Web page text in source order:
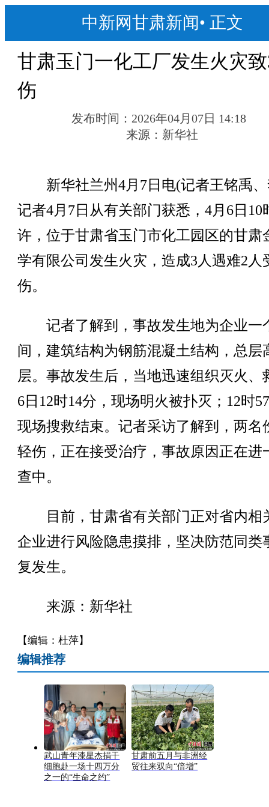
中新网甘肃新闻• 正文
甘肃玉门一化工厂发生火灾
伤
发布时间： 2026年04月07日 14:18
来源： 新华社
新华社兰州4月7日电(记者王铭禹、
记者4月7日从有关部门获悉，4月6日10
许，位于甘肃省玉门市化工园区的甘肃
学有限公司发生火灾，造成3人遇难2人
伤。
记者了解到，事故发生地为企业一
间，建筑结构为钢筋混凝土结构，总层
层。事故发生后，当地迅速组织灭火、
6日12时14分，现场明火被扑灭；12时
现场搜救结束。记者采访了解到，两名
轻伤，正在接受治疗，事故原因正在进
查中。
目前，甘肃省有关部门正对省内相
企业进行风险隐患摸排，坚决防范同类
复发生。
来源：新华社
【编辑：杜萍】
编辑推荐
武山青年漆星杰捐干
细胞赴一场十四万分
之一的“生命之约”
甘肃前五月与非洲经
贸往来双向“倍增”